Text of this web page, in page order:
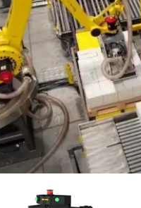
PELETIZADORES